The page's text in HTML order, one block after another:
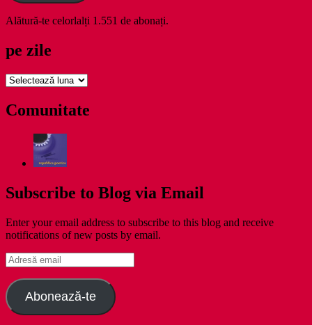
Alătură-te celorlalți 1.551 de abonați.
pe zile
pe
Comunitate
Subscribe to Blog via Email
Enter your email address to subscribe to this blog and receive
notifications of new posts by email.
Adresă
email
Abonează-te